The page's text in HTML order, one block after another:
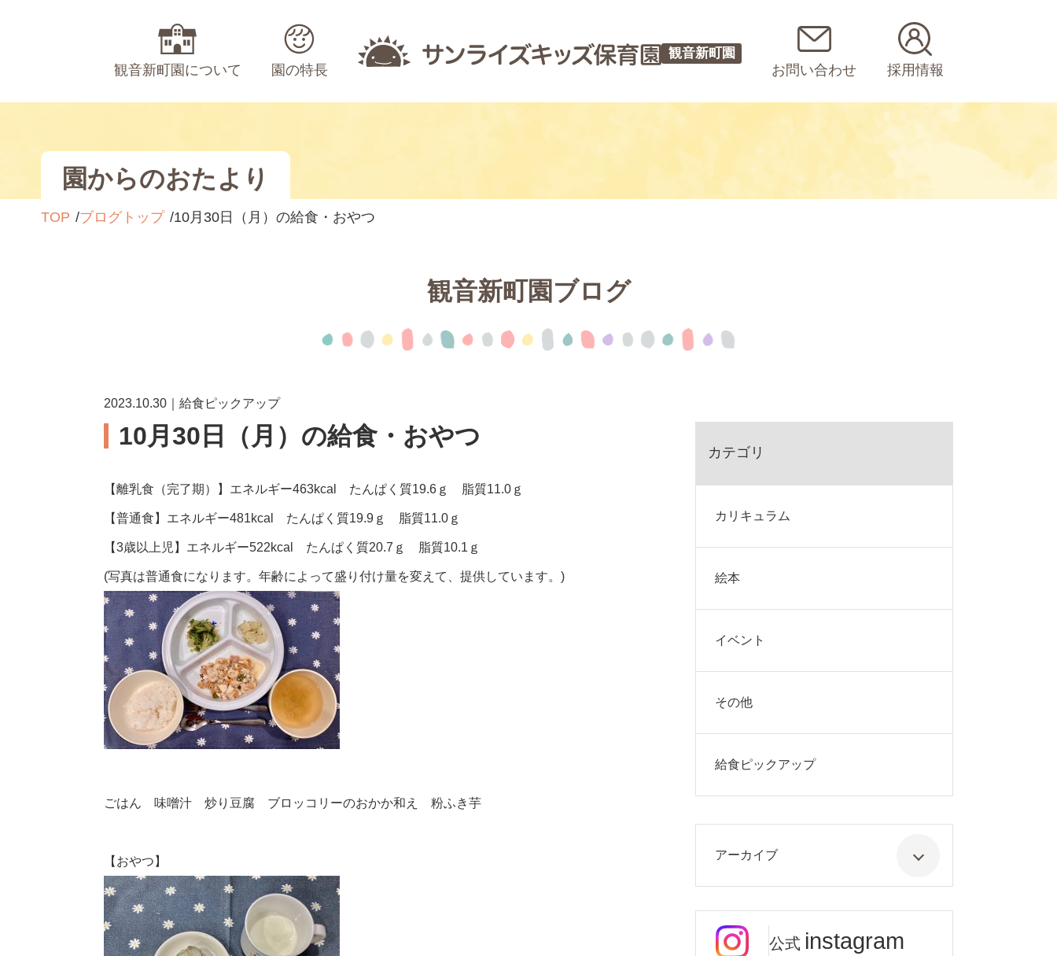
観音新町園について 園の特長
観音新町園
お問い合わせ 採用情報
園からのおたより
TOP ブログトップ 10月30日（月）の給食・おやつ
観音新町園ブログ
2023.10.30｜給食ピックアップ
10月30日（月）の給食・おやつ
【離乳食（完了期）】エネルギー463kcal たんぱく質19.6ｇ 脂質11.0ｇ
【普通食】エネルギー481kcal たんぱく質19.9ｇ 脂質11.0ｇ
【3歳以上児】エネルギー522kcal たんぱく質20.7ｇ 脂質10.1ｇ
(写真は普通食になります。年齢によって盛り付け量を変えて、提供しています。)
ごはん 味噌汁 炒り豆腐 ブロッコリーのおかか和え 粉ふき芋
【おやつ】
カテゴリ
カリキュラム
絵本
イベント
その他
給食ピックアップ
アーカイブ
公式 instagram